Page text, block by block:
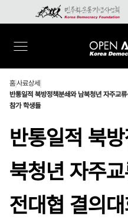
홈사료상세
반통일적 북방정책분쇄와 남북청년 자주교
참가 학생들
반통일적 북
북청년 자주
전대협 결의